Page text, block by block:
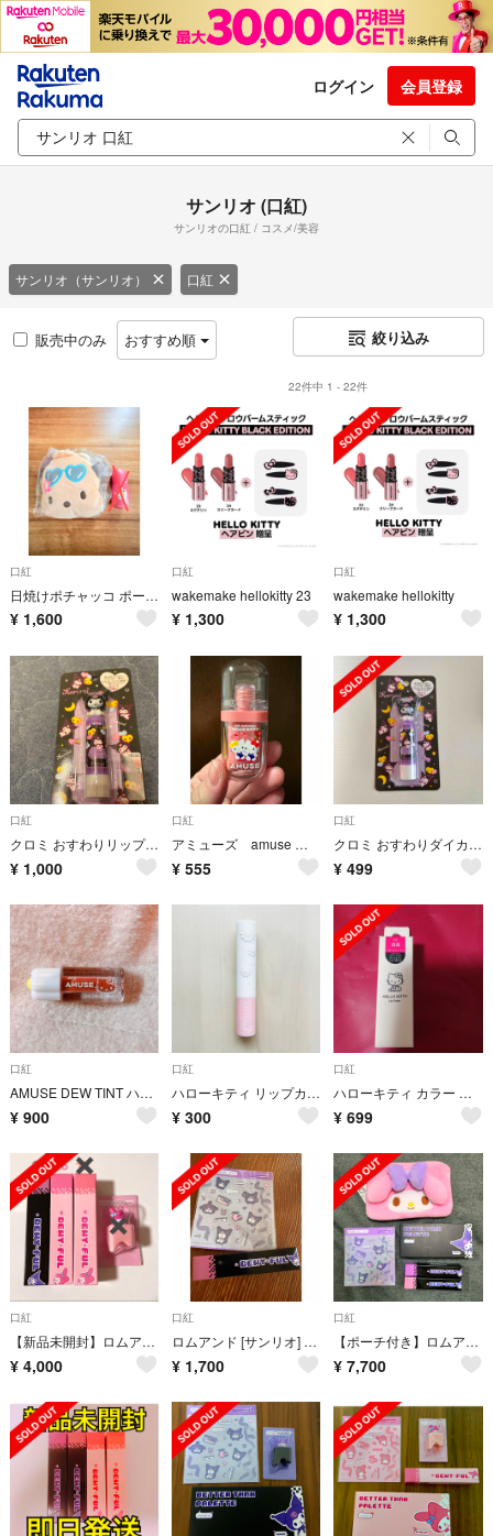
ログイン 会員登録
サンリオ (口紅)
サンリオの口紅 / コスメ/美容
サンリオ（サンリオ） 口紅
販売中のみ おすすめ順 絞り込み
22件中 1 - 22件
口紅
日焼けポチャッコ ポーチ サンリオ
¥ 1,600
口紅
wakemake hellokitty 23
¥ 1,300
口紅
wakemake hellokitty
¥ 1,300
口紅
クロミ おすわりリップクリーム
¥ 1,000
口紅
アミューズ amuse ハローキティ コラボ
¥ 555
口紅
クロミ おすわりダイカットリップクリーム
¥ 499
口紅
AMUSE DEW TINT ハローキティ ドングリ
¥ 900
口紅
ハローキティ リップカラー 口紅 レッド 赤リップ サンリオ ダイソー
¥ 300
口紅
ハローキティ カラー リップスティック 口紅 薔薇と椿 サンリオ
¥ 699
口紅
【新品未開封】ロムアンド サンリオ ティント セット
¥ 4,000
口紅
ロムアンド [サンリオ] デュイフルウォーターティント 13番
¥ 1,700
口紅
【ポーチ付き】ロムアンド サンリオ クロミ 4点セット
¥ 7,700